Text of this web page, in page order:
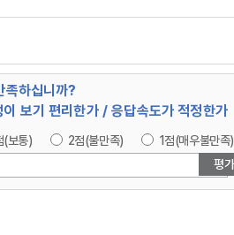
족하십니까?
보기 편리한가 / 응답속도가 적정한가
(보통) 2점(불만족)
1점(매우불만족)